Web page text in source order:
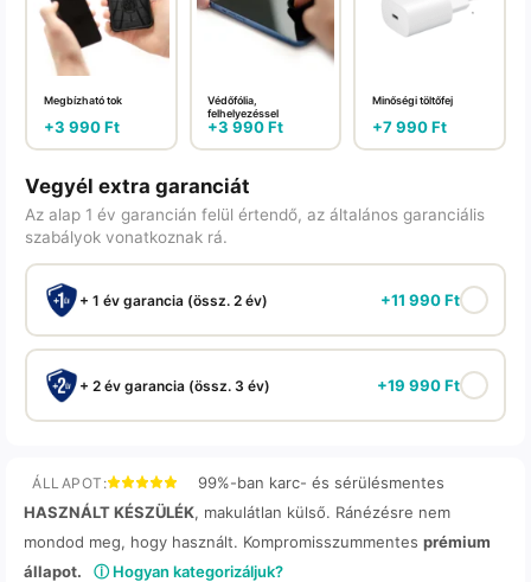
Megbízható tok
+3 990Ft
Védőfólia,
felhelyezéssel
+3 990Ft
Minőségi töltőfej
+7 990Ft
Vegyél extra garanciát
Az alap 1 év garancián felül értendő, az általános garanciális
szabályok vonatkoznak rá.
+ 1 év garancia (össz. 2 év) +11 990Ft
+ 2 év garancia (össz. 3 év) +19 990Ft
ÁLLAPOT:
99%-ban karc- és sérülésmentes
HASZNÁLT KÉSZÜLÉK, makulátlan külső. Ránézésre nem
mondod meg, hogy használt. Kompromisszummentes prémium
állapot.
ⓘ Hogyan kategorizáljuk?